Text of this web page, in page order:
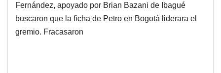
Fernández, apoyado por Brian Bazani de Ibagué
buscaron que la ficha de Petro en Bogotá liderara el
gremio. Fracasaron